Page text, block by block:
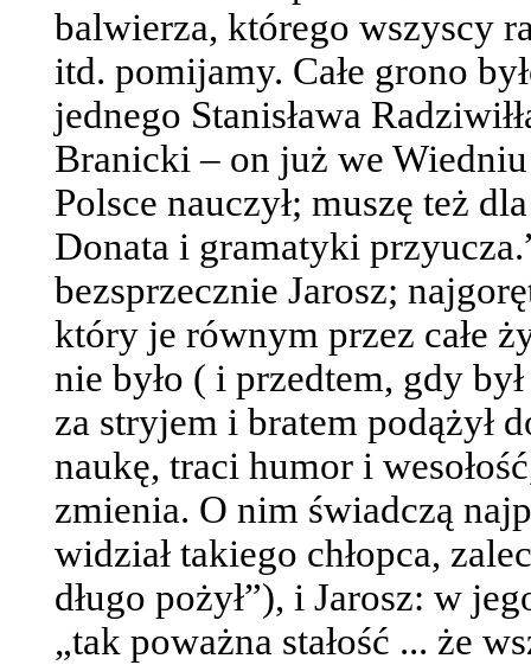
balwierza, którego wszyscy
itd. pomijamy. Całe grono
jednego Stanisława
Branicki – on już we
Polsce nauczył; muszę też
Donata i gramatyki
bezsprzecznie Jarosz;
który je równym przez całe
nie było ( i przedtem, gdy
za stryjem i bratem podążył
naukę, traci humor i
zmienia. O nim świadczą
widział takiego chłopca,
długo pożył”), i Jarosz: w
„tak poważna stałość ... że